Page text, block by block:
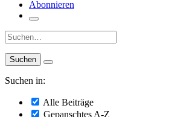
Abonnieren
Suche:
Suchen in:
Alle Beiträge
Gepanschtes A-Z